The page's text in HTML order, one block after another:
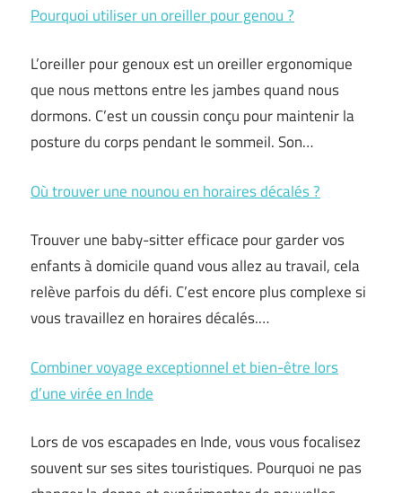
Pourquoi utiliser un oreiller pour genou ?
L’oreiller pour genoux est un oreiller ergonomique
que nous mettons entre les jambes quand nous
dormons. C’est un coussin conçu pour maintenir la
posture du corps pendant le sommeil. Son…
Où trouver une nounou en horaires décalés ?
Trouver une baby-sitter efficace pour garder vos
enfants à domicile quand vous allez au travail, cela
relève parfois du défi. C’est encore plus complexe si
vous travaillez en horaires décalés.…
Combiner voyage exceptionnel et bien-être lors
d’une virée en Inde
Lors de vos escapades en Inde, vous vous focalisez
souvent sur ses sites touristiques. Pourquoi ne pas